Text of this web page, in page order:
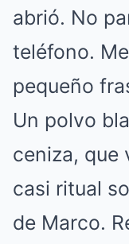
abrió. No
teléfono.
pequeño
Un polvo
ceniza, que
casi ritual
de Marco.